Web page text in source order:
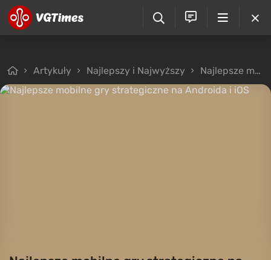
Artykuły Najlepszy i Najwyższy Najlepsze mobilne gry strategiczne na Androida i iOS